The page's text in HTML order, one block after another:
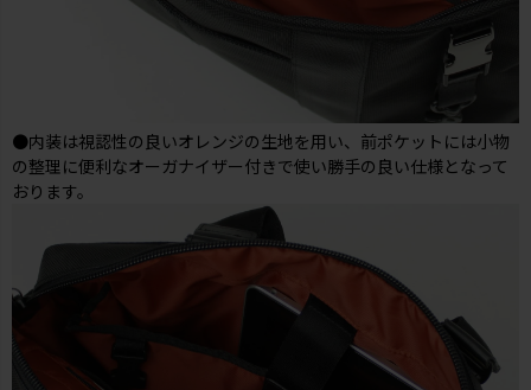
●内装は視認性の良いオレンジの生地を用い、前ポケットには小物
の整理に便利なオーガナイザー付きで使い勝手の良い仕様となって
おります。